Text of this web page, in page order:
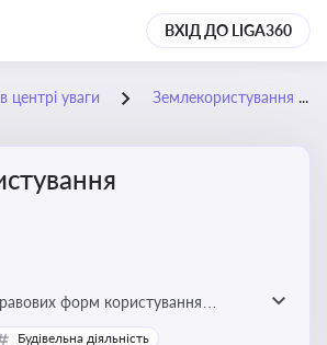
ВХІД ДО LIGA360
центрі уваги Землекористування
форм користування
доступу, володіння та
Будівельна діяльність